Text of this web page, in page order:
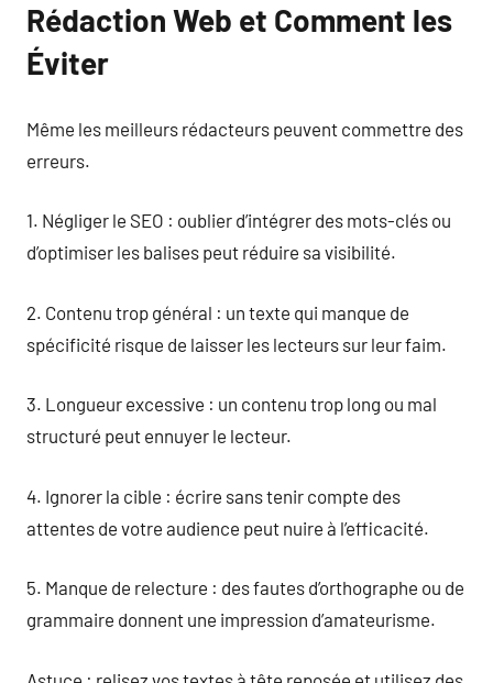
Rédaction Web et Comment les
Éviter
Même les meilleurs rédacteurs peuvent commettre des
erreurs.
1. Négliger le SEO : oublier d’intégrer des mots-clés ou
d’optimiser les balises peut réduire sa visibilité.
2. Contenu trop général : un texte qui manque de
spécificité risque de laisser les lecteurs sur leur faim.
3. Longueur excessive : un contenu trop long ou mal
structuré peut ennuyer le lecteur.
4. Ignorer la cible : écrire sans tenir compte des
attentes de votre audience peut nuire à l’efficacité.
5. Manque de relecture : des fautes d’orthographe ou de
grammaire donnent une impression d’amateurisme.